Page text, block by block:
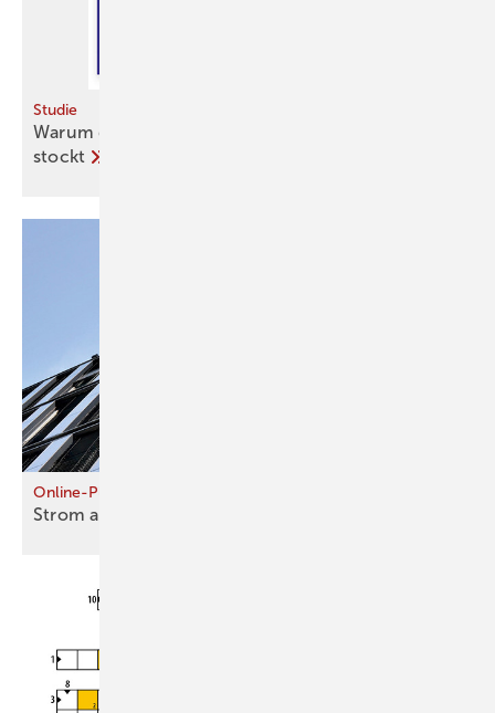
Studie
Warum die Energiewende in ­vielen Kommunen
stockt
Online-Plattform
Strom aus der Fassade